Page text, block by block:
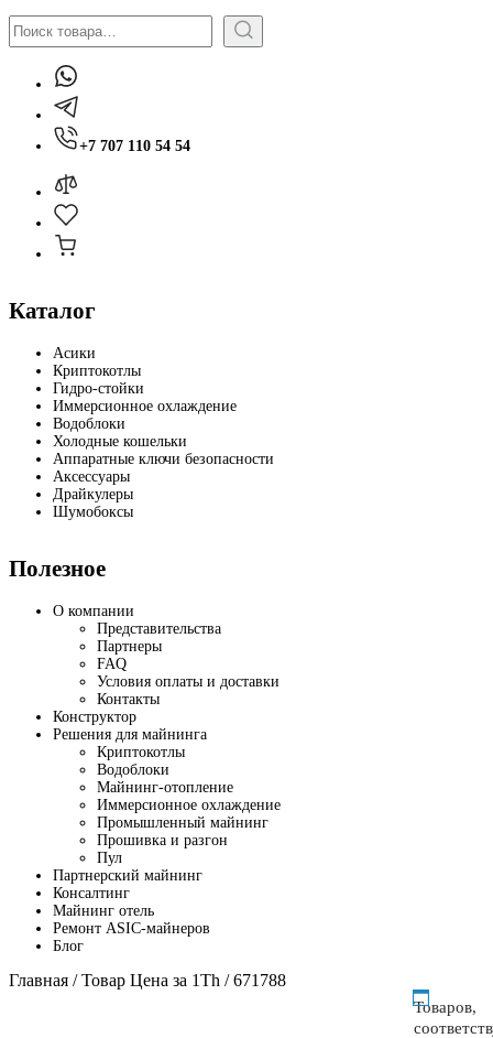
Поиск
+7 707 110 54 54
Каталог
Асики
Криптокотлы
Гидро-стойки
Иммерсионное охлаждение
Водоблоки
Холодные кошельки
Аппаратные ключи безопасности
Аксессуары
Драйкулеры
Шумобоксы
Полезное
О компании
Представительства
Партнеры
FAQ
Условия оплаты и доставки
Контакты
Конструктор
Решения для майнинга
Криптокотлы
Водоблоки
Майнинг-отопление
Иммерсионное охлаждение
Промышленный майнинг
Прошивка и разгон
Пул
Партнерский майнинг
Консалтинг
Майнинг отель
Ремонт ASIC-майнеров
Блог
Главная / Товар Цена за 1Th / 671788
Товаров,